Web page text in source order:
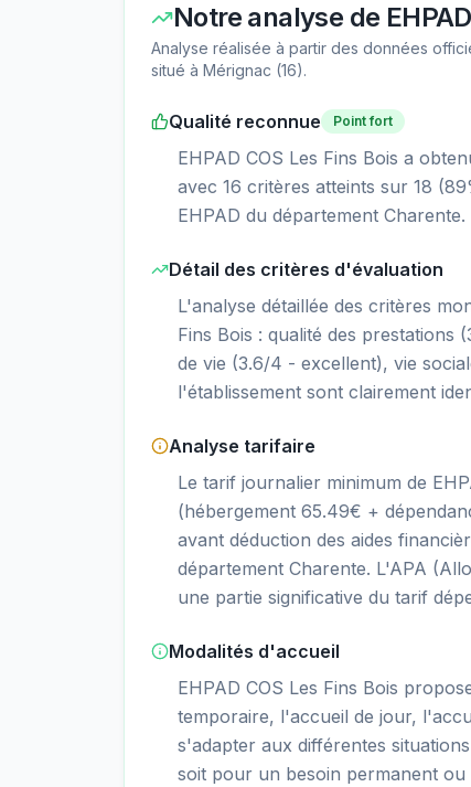
Notre analyse de
Analyse réalisée à partir des données
situé à Mérignac (16).
Qualité reconnue Point fort
EHPAD COS Les Fins Bois a
avec 16 critères atteints sur 18
EHPAD du département
Détail des critères d'évaluation
L'analyse détaillée des critères
Fins Bois : qualité des prestations
de vie (3.6/4 - excellent), vie
l'établissement sont clairement
Analyse tarifaire
Le tarif journalier minimum de
(hébergement 65.49€ +
avant déduction des aides
département Charente. L'APA
une partie significative du tarif
Modalités d'accueil
EHPAD COS Les Fins Bois
temporaire, l'accueil de jour,
s'adapter aux différentes
soit pour un besoin permanent